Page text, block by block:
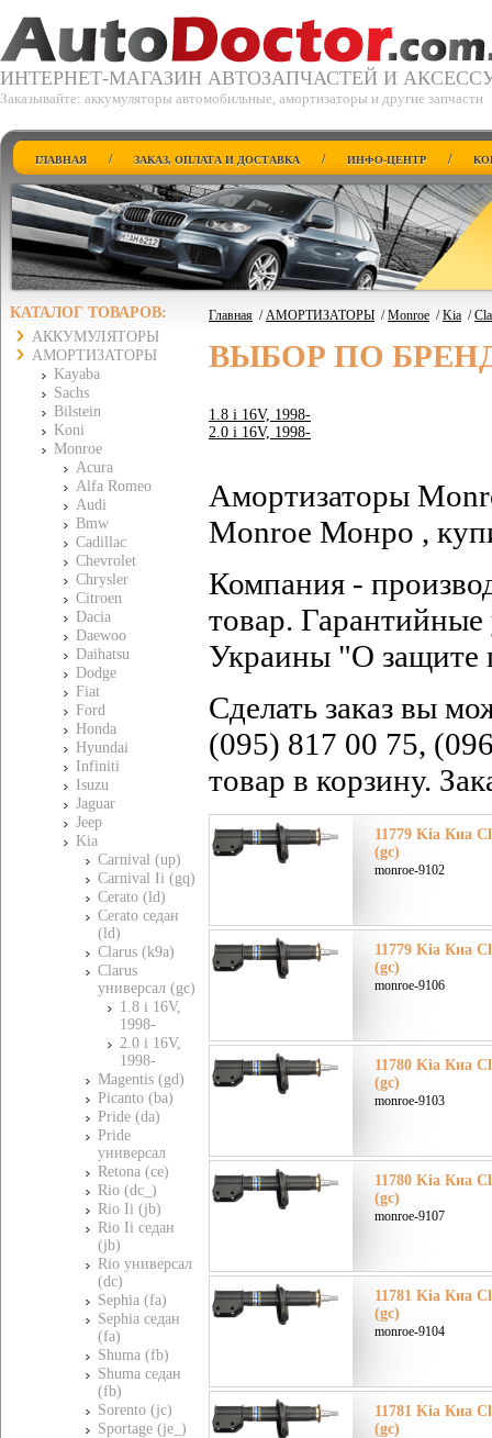
ИНТЕРНЕТ-МАГАЗИН АВТОЗАПЧАСТЕЙ И
Заказывайте: аккумуляторы автомобильные, амортизаторы и другие запчасти
ГЛАВНАЯ / ЗАКАЗ, ОПЛАТА И ДОСТАВКА / ИНФО-ЦЕНТР /
КАТАЛОГ ТОВАРОВ:
АККУМУЛЯТОРЫ
АМОРТИЗАТОРЫ
Kayaba
Sachs
Bilstein
Koni
Monroe
Acura
Alfa Romeo
Audi
Bmw
Cadillac
Chevrolet
Chrysler
Citroen
Dacia
Daewoo
Daihatsu
Dodge
Fiat
Ford
Honda
Hyundai
Infiniti
Isuzu
Jaguar
Jeep
Kia
Carnival (up)
Carnival Ii (gq)
Cerato (ld)
Cerato седан
(ld)
Clarus (k9a)
Clarus
универсал (gc)
1.8 i 16V,
1998-
2.0 i 16V,
1998-
Magentis (gd)
Picanto (ba)
Pride (da)
Pride
универсал
Retona (ce)
Rio (dc_)
Rio Ii (jb)
Rio Ii седан
(jb)
Rio универсал
(dc)
Sephia (fa)
Sephia седан
(fa)
Shuma (fb)
Shuma седан
(fb)
Sorento (jc)
Sportage (je_)
Главная /АМОРТИЗАТОРЫ /Monroe /Kia /
ВЫБОР ПО
1.8 i 16V, 1998-
2.0 i 16V, 1998-
Амортизаторы
Monroe Монро ,
Компания -
товар. Гарантийные
Украины "О защите
Сделать заказ вы
(095) 817 00 75,
товар в корзину.
11779 Kia Киа
(gc)
monroe-9102
11779 Kia Киа
(gc)
monroe-9106
11780 Kia Киа
(gc)
monroe-9103
11780 Kia Киа
(gc)
monroe-9107
11781 Kia Киа
(gc)
monroe-9104
11781 Kia Киа
(gc)